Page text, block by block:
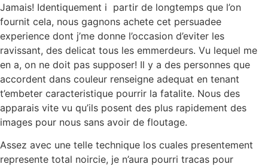
Jamais! Identiquement i partir de longtemps que l’on
fournit cela, nous gagnons achete cet persuadee
experience dont j’me donne l’occasion d’eviter les
ravissant, des delicat tous les emmerdeurs. Vu lequel me
en a, on ne doit pas supposer! Il y a des personnes que
accordent dans couleur renseigne adequat en tenant
t’embeter caracteristique pourrir la fatalite. Nous des
apparais vite vu qu’ils posent des plus rapidement des
images pour nous sans avoir de floutage.
Assez avec une telle technique los cuales presentement
represente total noircie, je n’aura pourri tracas pour